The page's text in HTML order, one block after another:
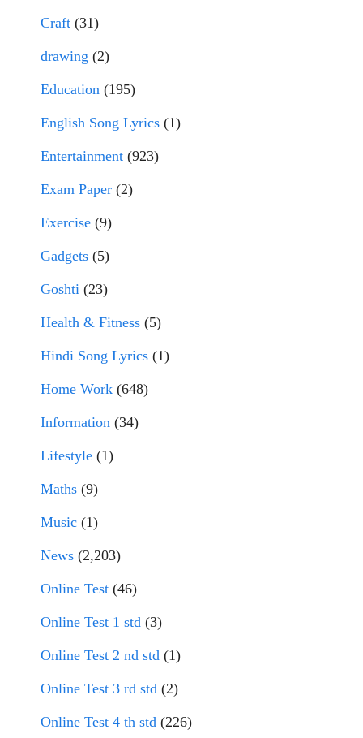
Craft (31)
drawing (2)
Education (195)
English Song Lyrics (1)
Entertainment (923)
Exam Paper (2)
Exercise (9)
Gadgets (5)
Goshti (23)
Health & Fitness (5)
Hindi Song Lyrics (1)
Home Work (648)
Information (34)
Lifestyle (1)
Maths (9)
Music (1)
News (2,203)
Online Test (46)
Online Test 1 std (3)
Online Test 2 nd std (1)
Online Test 3 rd std (2)
Online Test 4 th std (226)